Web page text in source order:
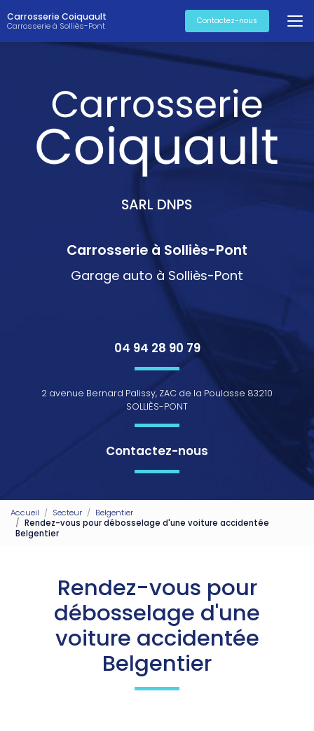
au
contenu
principal
Carrosserie Coiquault
Carrosserie à Solliès-Pont Contactez-nous
SARL DNPS
Carrosserie à Solliès-Pont
Garage auto à Solliès-Pont
04 94 28 90 79
2 avenue Bernard Palissy, ZAC de la Poulasse 83210
SOLLIÈS-PONT
Contactez-nous
Accueil Secteur
Belgentier
Rendez-vous pour débosselage d'une voiture accidentée
Belgentier
Rendez-vous pour
débosselage d'une
voiture accidentée
Belgentier